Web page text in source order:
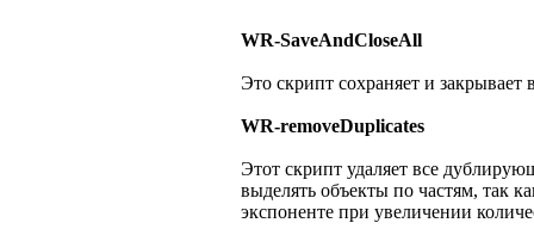
WR-SaveAndCloseAll
Это скрипт сохраняет и
WR-removeDuplicates
Этот скрипт удаляет все
выделять объекты по частям, так
экспоненте при увеличении